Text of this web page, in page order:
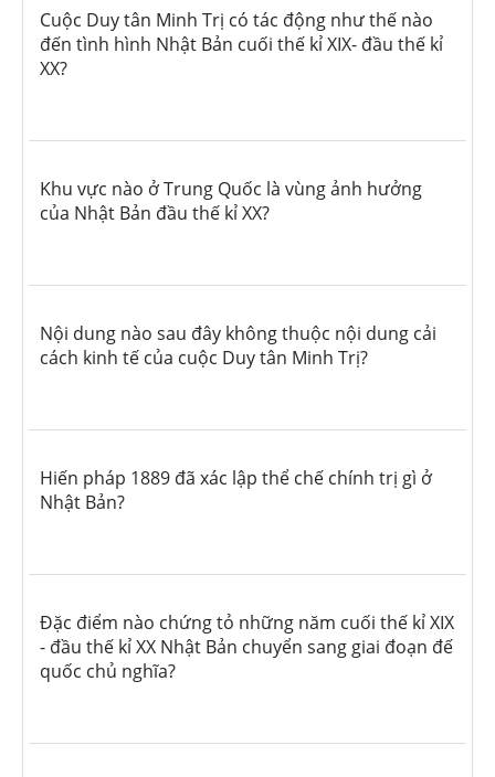
Cuộc Duy tân Minh Trị có tác động như thế nào
đến tình hình Nhật Bản cuối thế kỉ XIX- đầu thế kỉ
XX?
Khu vực nào ở Trung Quốc là vùng ảnh hưởng
của Nhật Bản đầu thế kỉ XX?
Nội dung nào sau đây không thuộc nội dung cải
cách kinh tế của cuộc Duy tân Minh Trị?
Hiến pháp 1889 đã xác lập thể chế chính trị gì ở
Nhật Bản?
Đặc điểm nào chứng tỏ những năm cuối thế kỉ XIX
- đầu thế kỉ XX Nhật Bản chuyển sang giai đoạn đế
quốc chủ nghĩa?